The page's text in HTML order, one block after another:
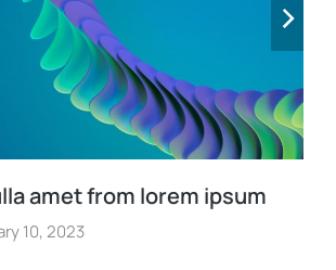
amet from lorem ipsum
10, 2023